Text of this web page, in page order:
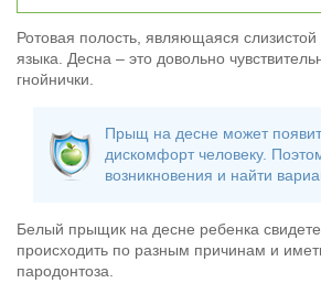
Ротовая полость, являющаяся
языка. Десна – это довольно
гнойнички.
Прыщ на десне может
дискомфорт человеку.
возникновения и найти
Белый прыщик на десне ребенка
происходить по разным причинам и
пародонтоза.